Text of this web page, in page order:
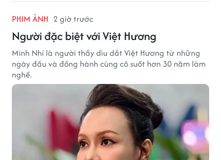
PHIM ẢNH 2 giờ trước
Người đặc biệt với Việt Hương
Minh Nhí là người thầy dìu dắt Việt Hương từ những
ngày đầu và đồng hành cùng cô suốt hơn 30 năm làm
nghề.